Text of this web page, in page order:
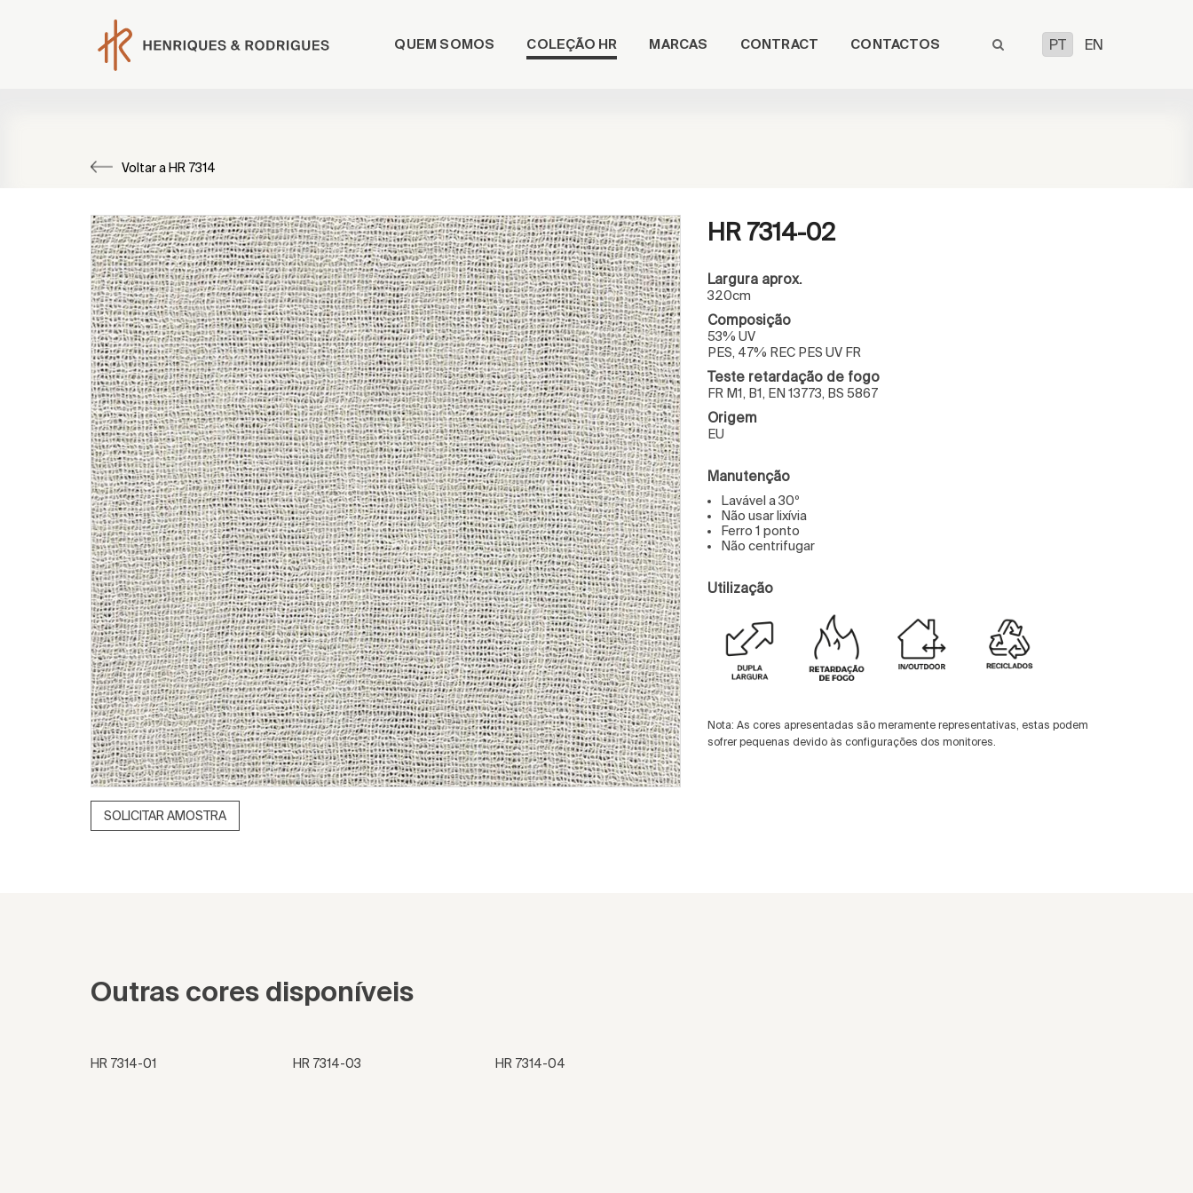
QUEM SOMOS COLEÇÃO HR MARCAS CONTRACT CONTACTOS PT EN
Voltar a HR 7314
HR 7314-02
Largura aprox.
320cm
Composição
53% UV
PES, 47% REC PES UV FR
Teste retardação de fogo
FR M1, B1, EN 13773, BS 5867
Origem
EU
Manutenção
Lavável a 30º
Não usar lixívia
Ferro 1 ponto
Não centrifugar
Utilização
Nota: As cores apresentadas são meramente representativas, estas podem
sofrer pequenas devido às configurações dos monitores.
SOLICITAR AMOSTRA
Outras cores disponíveis
HR 7314-01 HR 7314-03 HR 7314-04